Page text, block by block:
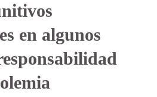
en algunos